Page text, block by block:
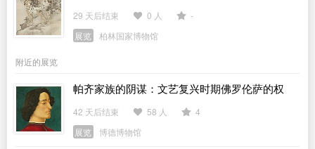
29 天后结束 0 人
-
展览
柏林国家博物馆
附近的展览
帕齐家族的阴谋：文艺复兴时期佛罗伦萨的权
力、暴行与艺术
42 天后结束 58 人
4
展览
博德博物馆